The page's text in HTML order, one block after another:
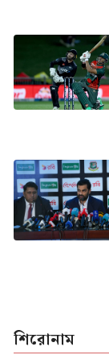
শিরোনাম